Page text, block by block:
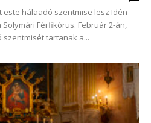
hálaadó szentmise lesz Idén
Férfikórus. Február 2-án,
szentmisét tartanak a...